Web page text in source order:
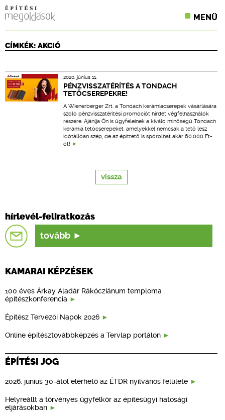
MENÜ
CPR TERMÉKKIÍRÁS
ÉPÍTÉSI JOG
ONLINE KÉPZÉSEK
CÍMKÉK: AKCIÓ
2020. június 11.
PÉNZVISSZATÉRÍTÉS A TONDACH
TETŐCSEREPEKRE!
A Wienerberger Zrt. a Tondach kerámiacserepek vásárlására
szóló pénzvisszatérítési promóciót hirdet végfelhasználók
részére. Ajánlja Ön is ügyfeleinek a kiváló minőségű Tondach
kerámia tetőcserepeket, amelyekkel nemcsak a tető lesz
időtállóan szép, de az építtető is spórolhat akár 60.000 Ft-
ot!
vissza
hírlevél-feliratkozás
tovább
KAMARAI KÉPZÉSEK
100 éves Árkay Aladár Rákócziánum temploma
építészkonferencia
Építész Tervezői Napok 2026
Online építésztovábbképzés a Tervlap portálon
ÉPÍTÉSI JOG
2026. június 30-ától elérhető az ÉTDR nyilvános felülete
Helyreállt a törvényes ügyfélkör az építésügyi hatósági
eljárásokban